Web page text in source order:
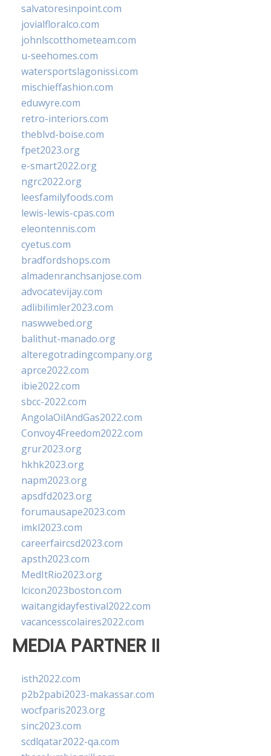
salvatoresinpoint.com
jovialfloralco.com
johnlscotthometeam.com
u-seehomes.com
watersportslagonissi.com
mischieffashion.com
eduwyre.com
retro-interiors.com
theblvd-boise.com
fpet2023.org
e-smart2022.org
ngrc2022.org
leesfamilyfoods.com
lewis-lewis-cpas.com
eleontennis.com
cyetus.com
bradfordshops.com
almadenranchsanjose.com
advocatevijay.com
adlibilimler2023.com
naswwebed.org
balithut-manado.org
alteregotradingcompany.org
aprce2022.com
ibie2022.com
sbcc-2022.com
AngolaOilAndGas2022.com
Convoy4Freedom2022.com
grur2023.org
hkhk2023.org
napm2023.org
apsdfd2023.org
forumausape2023.com
imkl2023.com
careerfaircsd2023.com
apsth2023.com
MedItRio2023.org
lcicon2023boston.com
waitangidayfestival2022.com
vacancesscolaires2022.com
MEDIA PARTNER II
isth2022.com
p2b2pabi2023-makassar.com
wocfparis2023.org
sinc2023.com
scdlqatar2022-qa.com